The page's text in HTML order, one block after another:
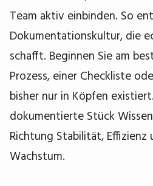
Team aktiv einbinden. So
Dokumentationskultur, die
schafft. Beginnen Sie am
Prozess, einer Checkliste
bisher nur in Köpfen
dokumentierte Stück
Richtung Stabilität, Effizienz
Wachstum.